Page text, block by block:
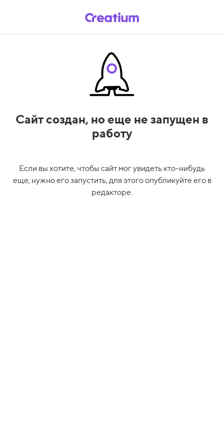
Сайт создан, но еще не запущен в
работу
Если вы хотите, чтобы сайт мог увидеть кто-нибудь
еще, нужно его запустить, для этого опубликуйте его в
редакторе.